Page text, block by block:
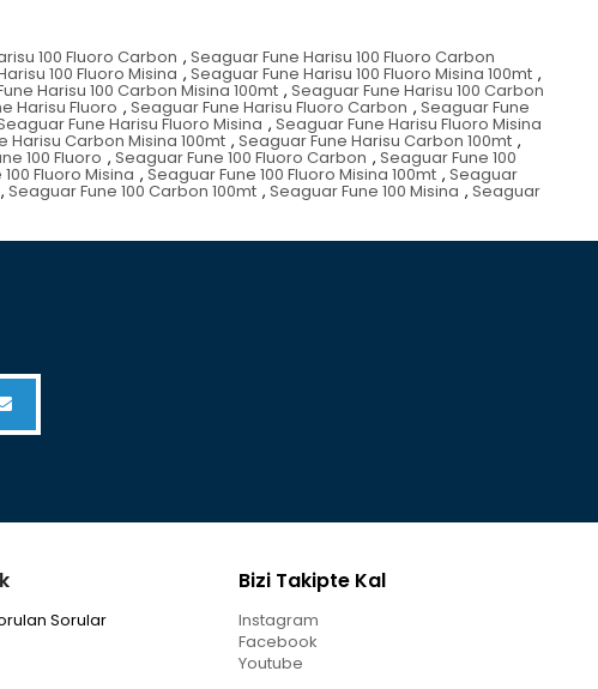
100 Fluoro Carbon , Seaguar Fune Harisu 100 Fluoro Carbon
100 Fluoro Misina , Seaguar Fune Harisu 100 Fluoro Misina 100mt ,
Harisu 100 Carbon Misina 100mt , Seaguar Fune Harisu 100 Carbon
Harisu Fluoro , Seaguar Fune Harisu Fluoro Carbon , Seaguar Fune
Fune Harisu Fluoro Misina , Seaguar Fune Harisu Fluoro Misina
Harisu Carbon Misina 100mt , Seaguar Fune Harisu Carbon 100mt ,
100 Fluoro , Seaguar Fune 100 Fluoro Carbon , Seaguar Fune 100
Fluoro Misina , Seaguar Fune 100 Fluoro Misina 100mt , Seaguar
, Seaguar Fune 100 Carbon 100mt , Seaguar Fune 100 Misina , Seaguar
Sorular
Bizi Takipte Kal
Instagram
Facebook
Youtube